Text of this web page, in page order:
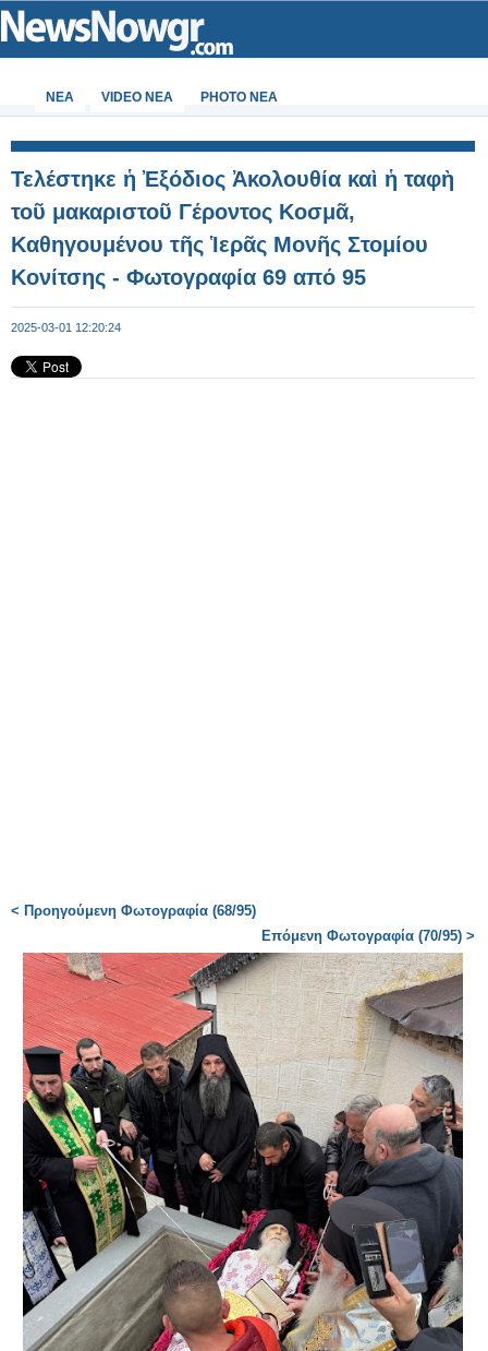
ΝΕΑ VIDEO NEA PHOTO NEA
Τελέστηκε ἡ Ἐξόδιος Ἀκολουθία καὶ ἡ ταφὴ
τοῦ μακαριστοῦ Γέροντος Κοσμᾶ,
Καθηγουμένου τῆς Ἱερᾶς Μονῆς Στομίου
Κονίτσης - Φωτογραφία 69 από 95
2025-03-01 12:20:24
< Προηγούμενη Φωτογραφία (68/95)
Επόμενη Φωτογραφία (70/95) >